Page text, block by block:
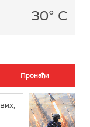
30° C